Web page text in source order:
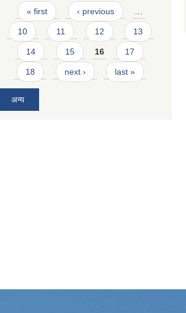
Pages
« first ‹ previous …
10 11 12 13
14 15 16 17
18 next › last »
अन्य